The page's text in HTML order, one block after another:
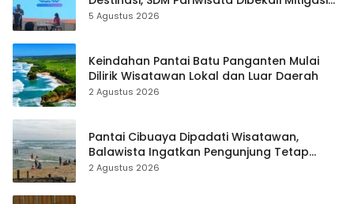
hingga Teknik Evakuasi
5 Agustus 2026
Keindahan Pantai Batu Panganten Mulai
Dilirik Wisatawan Lokal dan Luar Daerah
2 Agustus 2026
Pantai Cibuaya Dipadati Wisatawan,
Balawista Ingatkan Pengunjung Tetap
Waspada
2 Agustus 2026